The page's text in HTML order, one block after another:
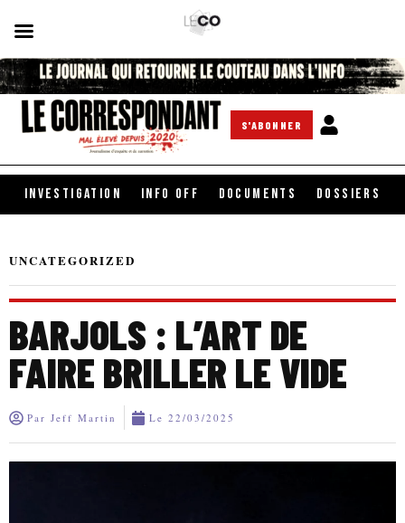
S'ABONNER
INVESTIGATION INFO OFF DOCUMENTS DOSSIERS
UNCATEGORIZED
BARJOLS : L’ART DE
FAIRE BRILLER LE VIDE
Par Jeff Martin Le 22/03/2025